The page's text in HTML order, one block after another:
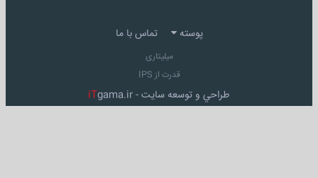
پوسته تماس با ما
میلیتاری
قدرت از IPS
طراحي و توسعه سايت - iTgama.ir